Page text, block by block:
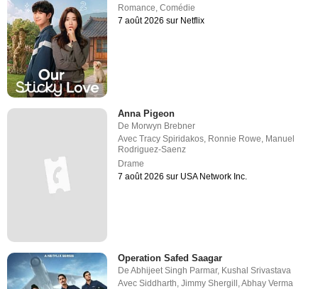
Romance,Comédie
7 août 2026 sur Netflix
Anna Pigeon
De Morwyn Brebner
AvecTracy Spiridakos Ronnie Rowe Manuel
Rodriguez-Saenz
Drame
7 août 2026 sur USA Network Inc.
Operation Safed Saagar
DeAbhijeet Singh Parmar, Kushal Srivastava
AvecSiddharth,Jimmy Shergill,Abhay Verma